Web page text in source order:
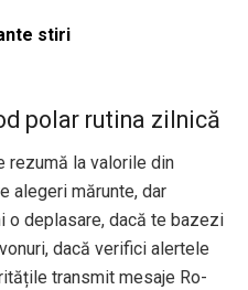
stiri
polar rutina zilnică
rezumă la valorile din
alegeri mărunte, dar
o deplasare, dacă te bazezi
dacă verifici alertele
transmit mesaje Ro-